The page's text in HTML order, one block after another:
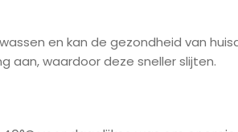
en kan de gezondheid van
aan, waardoor deze sneller slijten.